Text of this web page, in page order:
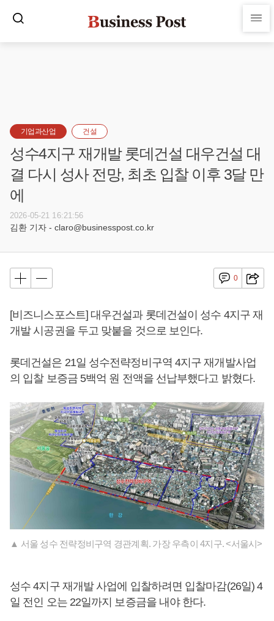
기업과산업 건설
성수4지구 재개발 롯데건설 대우건설 대
결 다시 성사 전망, 최초 입찰 이후 3달 만
에
2026-05-21 16:21:56
김환 기자 - claro@businesspost.co.kr
0
[비즈니스포스트] 대우건설과 롯데건설이 성수 4지구 재
개발 시공권을 두고 맞붙을 것으로 보인다.
롯데건설은 21일 성수전략정비구역 4지구 재개발사업
의 입찰 보증금 5백억 원 전액을 선납부했다고 밝혔다.
▲ 서울 성수 전략정비구역 경관계획. 가장 우측이 4지구. <서울시>
성수 4지구 재개발 사업에 입찰하려면 입찰마감(26일) 4
일 전인 오는 22일까지 보증금을 내야 한다.